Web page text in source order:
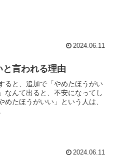
2024.06.11
言われる理由
ると、追加で「やめたほうがい
なんて出ると、不安になってし
たほうがいい」という人は、
2024.06.11